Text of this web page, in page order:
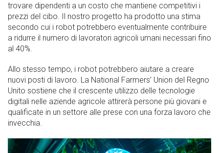
trovare dipendenti a un costo che mantiene competitivi i
prezzi del cibo. Il nostro progetto ha prodotto una stima
secondo cui i robot potrebbero eventualmente contribuire
a ridurre il numero di lavoratori agricoli umani necessari fino
al 40%.
Allo stesso tempo, i robot potrebbero aiutare a creare
nuovi posti di lavoro. La National Farmers’ Union del Regno
Unito sostiene che il crescente utilizzo delle tecnologie
digitali nelle aziende agricole attirerà persone più giovani e
qualificate in un settore alle prese con una forza lavoro che
invecchia.